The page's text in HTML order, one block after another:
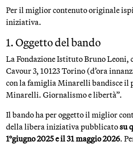
Per il miglior contenuto originale
iniziativa.
1. Oggetto del bando
La Fondazione Istituto Bruno Leoni,
Cavour 3, 10123 Torino (d’ora
con la famiglia Minarelli bandisce il
Minarelli. Giornalismo e libertà”.
Il bando ha per oggetto il miglior
della libera iniziativa pubblicatosu
1°giugno 2025 e il 31 maggio2026.